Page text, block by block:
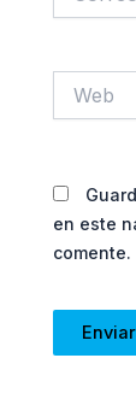
en este
comente.